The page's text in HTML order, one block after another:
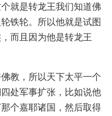
就是转龙王我们知道佛
铁轮。所以他就是试图
而且因为他是转龙王
教，所以天下太平一个
处军事扩张，比如说他
个嘉耶诸国，然后取得